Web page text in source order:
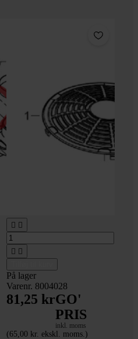
 
 
På lager
Varenr. 8004028
81,25 krGO'
PRIS
inkl. moms
(65,00 kr. ekskl. moms.)